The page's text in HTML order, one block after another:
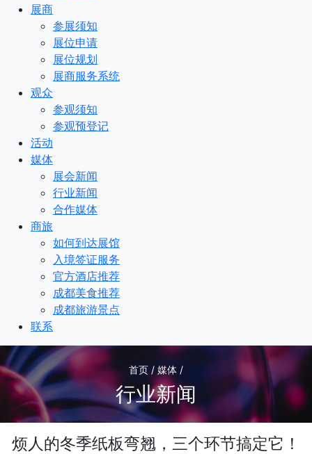
展商
参展须知
展位申请
展位规划
展商服务系统
观众
参观须知
参观预登记
活动
媒体
展会新闻
行业新闻
合作媒体
商旅
如何到达展馆
入境签证服务
官方酒店推荐
成都美食推荐
成都旅游景点
联系
首页 / 媒体 /
行业新闻
烦人的冬季纸板弯翘，三个环节搞定它！